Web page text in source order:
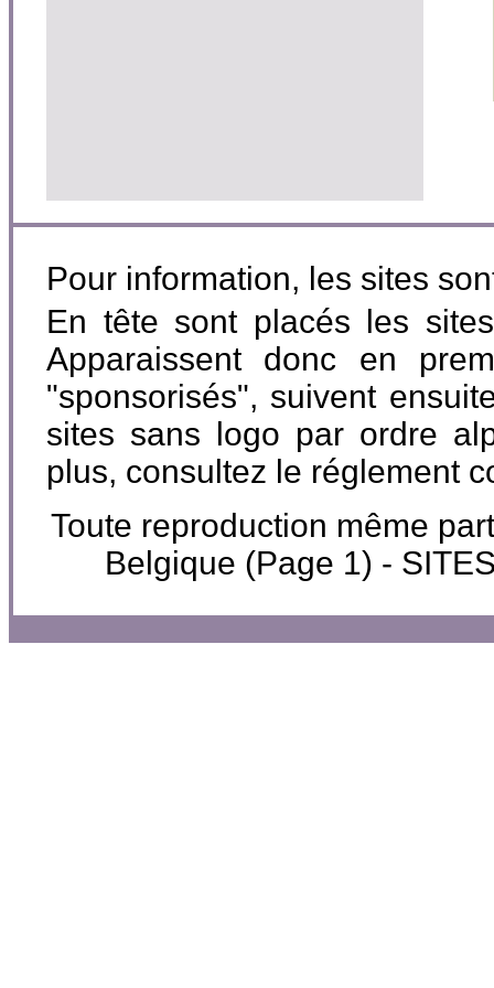
Pour information, les sites
En tête sont placés les
Apparaissent donc en
"sponsorisés", suivent
sites sans logo par ordre
plus, consultez le réglement
Toute reproduction même
Belgique (Page 1) -